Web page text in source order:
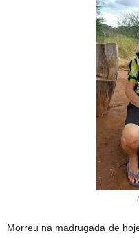
Morreu na madrugada de